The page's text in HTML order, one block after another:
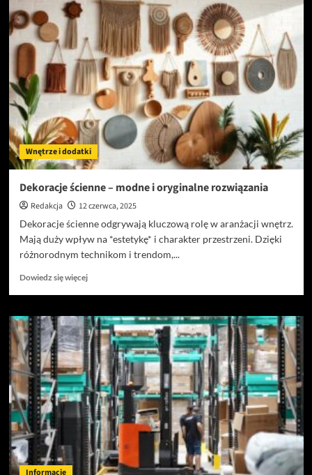
Płyty
sprężone
stropowe
HC
–
nowoczesne
stropy
dla
wymagających
inwestycji
Wnętrze i dodatki
Dekoracje ścienne – modne i oryginalne rozwiązania
Redakcja
12 czerwca, 2025
Dekoracje ścienne odgrywają kluczową rolę w aranżacji wnętrz.
Mają duży wpływ na *estetykę* i charakter przestrzeni. Dzięki
różnorodnym technikom i trendom,...
Dowiedz się więcejDowiedz
o
Dekoracje
ścienne
–
modne
i
oryginalne
rozwiązania
Informacje